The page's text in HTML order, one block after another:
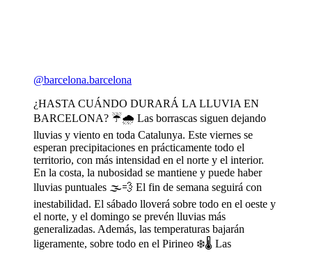
@barcelona.barcelona
¿HASTA CUÁNDO DURARÁ LA LLUVIA EN
BARCELONA? ☔🌧 Las borrascas siguen dejando
lluvias y viento en toda Catalunya. Este viernes se
esperan precipitaciones en prácticamente todo el
territorio, con más intensidad en el norte y el interior.
En la costa, la nubosidad se mantiene y puede haber
lluvias puntuales 🌫️💨 El fin de semana seguirá con
inestabilidad. El sábado lloverá sobre todo en el oeste y
el norte, y el domingo se prevén lluvias más
generalizadas. Además, las temperaturas bajarán
ligeramente, sobre todo en el Pirineo ❄️🌡️ Las